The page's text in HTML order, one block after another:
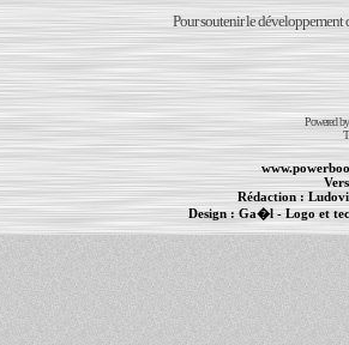
Pour soutenir le développement
Powered
Rédaction :
Design :Ga�l- Logo et
PowerBook